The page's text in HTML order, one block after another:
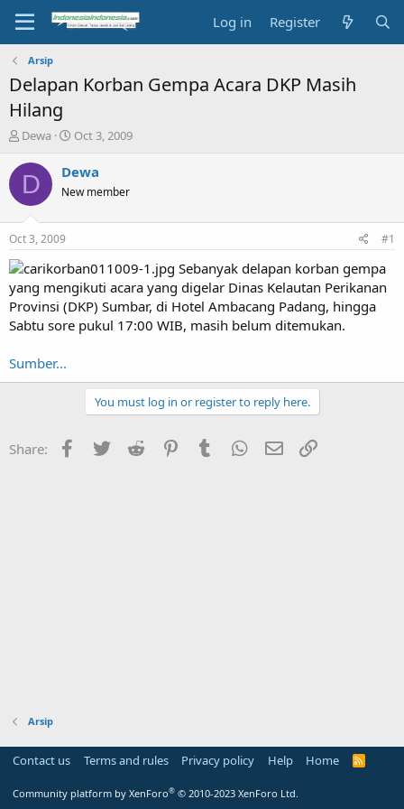
Log in Register
Arsip
Delapan Korban Gempa Acara DKP Masih
Hilang
T
r
a
s
t
a
t
e
r
Dewa
S
a
t
e
Oct 3, 2009
D Dewa
New member
Oct 3, 2009 #1
Sebanyak delapan korban gempa
yang mengikuti acara yang digelar Dinas Kelautan Perikanan
Provinsi (DKP) Sumbar, di Hotel Ambacang Padang, hingga
Sabtu sore pukul 17:00 WIB, masih belum ditemukan.
Sumber...
You must log in or register to reply here.
Share: Facebook
Twitter Reddit PinterestTumblr WhatsApp
Email
Arsip
Contact us Terms and rules Privacy policy Help Home
R
Community platform by XenForo® © 2010-2023 XenForo Ltd.